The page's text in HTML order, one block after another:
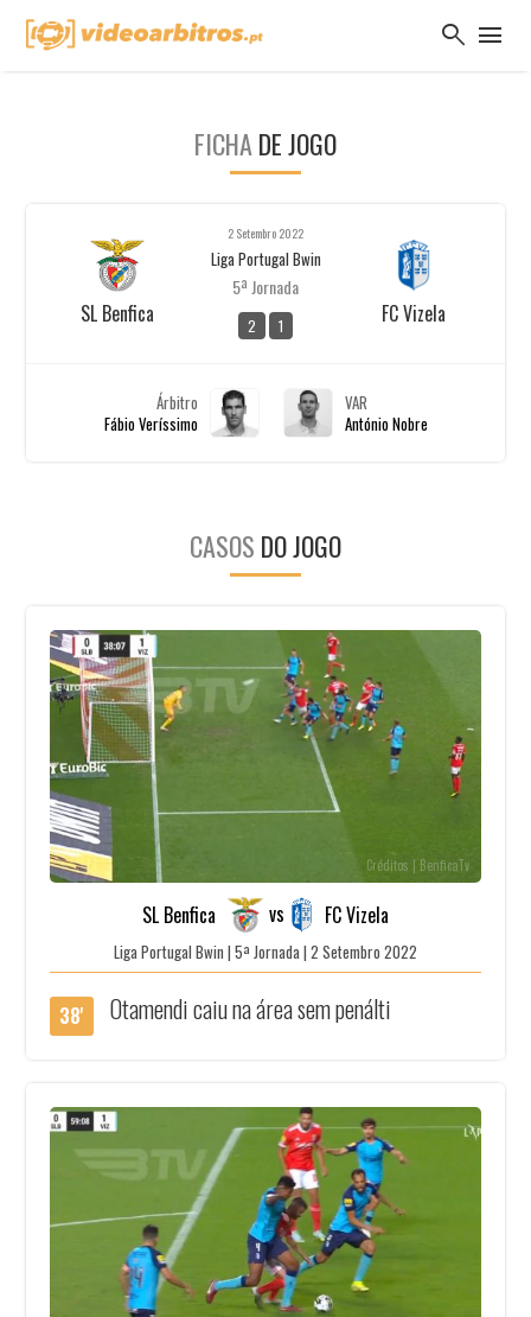
search menu
FICHA DE JOGO
SL Benfica
2 Setembro 2022
Liga Portugal Bwin
5ª Jornada
2 1 FC Vizela
Árbitro
Fábio Veríssimo
VAR
António Nobre
CASOS DO JOGO
Créditos | BenficaTv
SL Benfica vs FC Vizela
Liga Portugal Bwin | 5ª Jornada | 2 Setembro 2022
38' Otamendi caiu na área sem penálti